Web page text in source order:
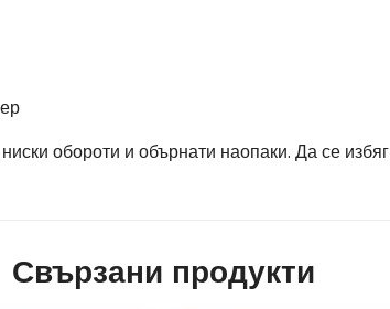
обороти и обърнати наопаки. Да се
Свързани продукти